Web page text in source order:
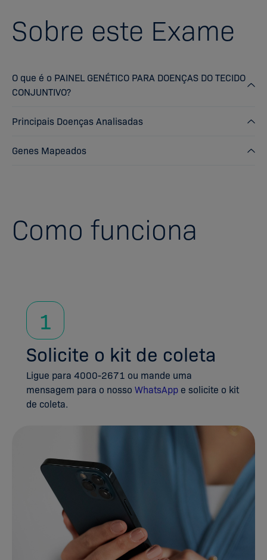
Sobre este Exame
O que é o PAINEL GENÉTICO PARA DOENÇAS DO TECIDO
CONJUNTIVO?
Principais Doenças Analisadas
Genes Mapeados
Como funciona
1
Solicite o kit de coleta
Ligue para 4000-2671 ou mande uma
mensagem para o nosso WhatsApp e solicite o kit
de coleta.